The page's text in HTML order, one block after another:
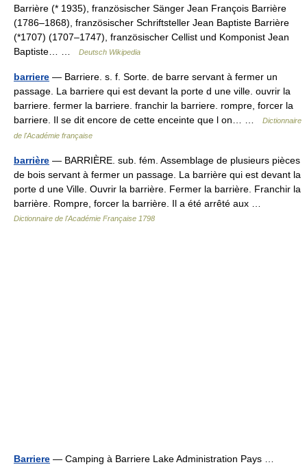
Barrière (* 1935), französischer Sänger Jean François Barrière
(1786–1868), französischer Schriftsteller Jean Baptiste Barrière
(*1707) (1707–1747), französischer Cellist und Komponist Jean
Baptiste… …
Deutsch Wikipedia
barriere — Barriere. s. f. Sorte. de barre servant à fermer un
passage. La barriere qui est devant la porte d une ville. ouvrir la
barriere. fermer la barriere. franchir la barriere. rompre, forcer la
barriere. Il se dit encore de cette enceinte que l on… …
Dictionnaire
de l'Académie française
barrière — BARRIÈRE. sub. fém. Assemblage de plusieurs pièces
de bois servant à fermer un passage. La barrière qui est devant la
porte d une Ville. Ouvrir la barrière. Fermer la barrière. Franchir la
barrière. Rompre, forcer la barrière. Il a été arrêté aux …
Dictionnaire de l'Académie Française 1798
Barriere — Camping à Barriere Lake Administration Pays …